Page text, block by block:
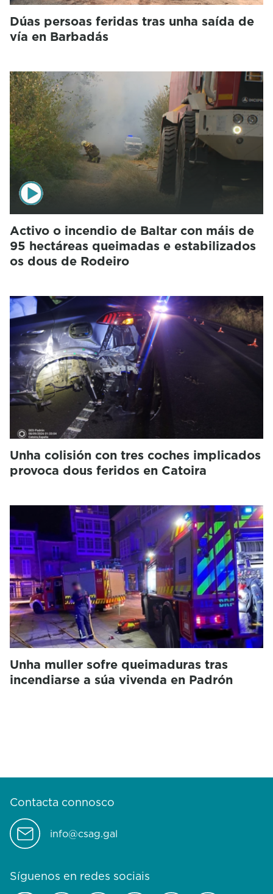
Dúas persoas feridas tras unha saída de
vía en Barbadás
Activo o incendio de Baltar con máis de
95 hectáreas queimadas e estabilizados
os dous de Rodeiro
Unha colisión con tres coches implicados
provoca dous feridos en Catoira
Unha muller sofre queimaduras tras
incendiarse a súa vivenda en Padrón
Contacta connosco
info@csag.gal
Síguenos en redes sociais